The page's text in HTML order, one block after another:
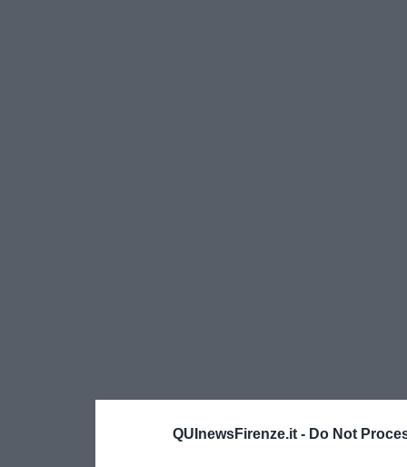
QUInewsFirenze.it - Do Not